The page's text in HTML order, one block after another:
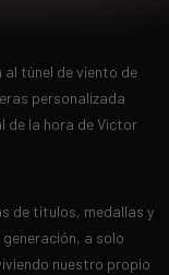
túnel de viento de
personalizada
de la hora de Victor
de títulos, medallas y
a solo
nuestro propio